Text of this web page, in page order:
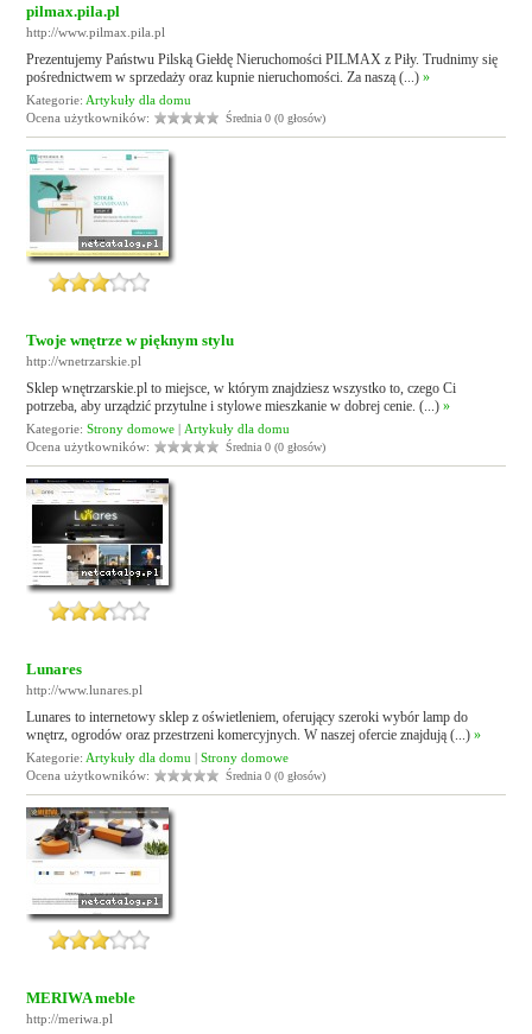
pilmax.pila.pl
http://www.pilmax.pila.pl
Prezentujemy Państwu Pilską Giełdę Nieruchomości PILMAX z Piły. Trudnimy się
pośrednictwem w sprzedaży oraz kupnie nieruchomości. Za naszą (...)»
Kategorie: Artykuły dla domu
Ocena użytkowników:
Średnia 0 (0 głosów)
Twoje wnętrze w pięknym stylu
http://wnetrzarskie.pl
Sklep wnętrzarskie.pl to miejsce, w którym znajdziesz wszystko to, czego Ci
potrzeba, aby urządzić przytulne i stylowe mieszkanie w dobrej cenie. (...)»
Kategorie:Strony domowe | Artykuły dla domu
Ocena użytkowników:
Średnia 0 (0 głosów)
Lunares
http://www.lunares.pl
Lunares to internetowy sklep z oświetleniem, oferujący szeroki wybór lamp do
wnętrz, ogrodów oraz przestrzeni komercyjnych. W naszej ofercie znajdują (...)»
Kategorie: Artykuły dla domu |Strony domowe
Ocena użytkowników:
Średnia 0 (0 głosów)
MERIWA meble
http://meriwa.pl